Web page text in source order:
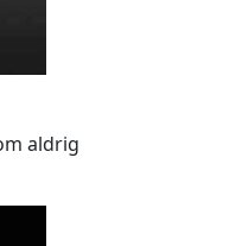
aldrig